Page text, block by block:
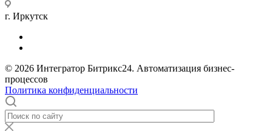
г. Иркутск
© 2026 Интегратор Битрикс24. Автоматизация бизнес-
процессов
Политика конфиденциальности